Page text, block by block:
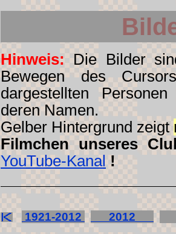
Hinweis: Die Bilder
Bewegen des
dargestellten
deren Namen.
Gelber Hintergrund zeigt
Filmchen unseres
YouTube-Kanal !
1921-2012 2012